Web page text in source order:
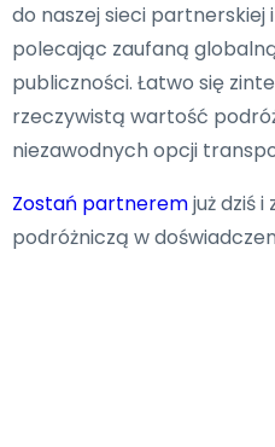
do naszej sieci partnerskiej
polecając zaufaną
publiczności. Łatwo się
rzeczywistą wartość
niezawodnych opcji
Zostań partneremjuż dziś
podróżniczą w